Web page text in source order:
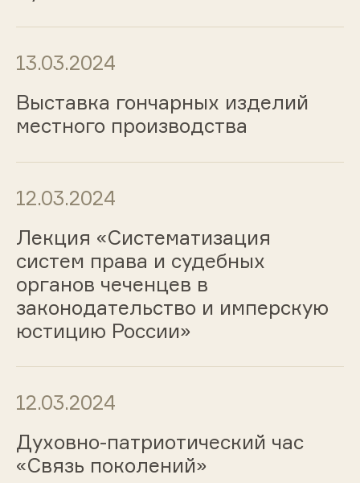
13.03.2024
Выставка гончарных изделий
местного производства
12.03.2024
Лекция «Систематизация
систем права и судебных
органов чеченцев в
законодательство и имперскую
юстицию России»
12.03.2024
Духовно-патриотический час
«Связь поколений»